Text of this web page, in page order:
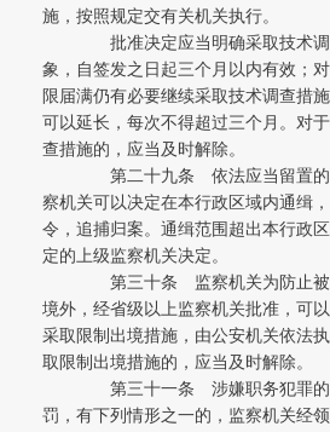
施，按照规定交有关机关执行。
批准决定应当明确采取技术调
象，自签发之日起三个月以内有效；
限届满仍有必要继续采取技术调查措
可以延长，每次不得超过三个月。对
查措施的，应当及时解除。
第二十九条 依法应当留置的
察机关可以决定在本行政区域内通缉
令，追捕归案。通缉范围超出本行政
定的上级监察机关决定。
第三十条 监察机关为防止被
境外，经省级以上监察机关批准，可
采取限制出境措施，由公安机关依法
取限制出境措施的，应当及时解除。
第三十一条 涉嫌职务犯罪的
罚，有下列情形之一的，监察机关经